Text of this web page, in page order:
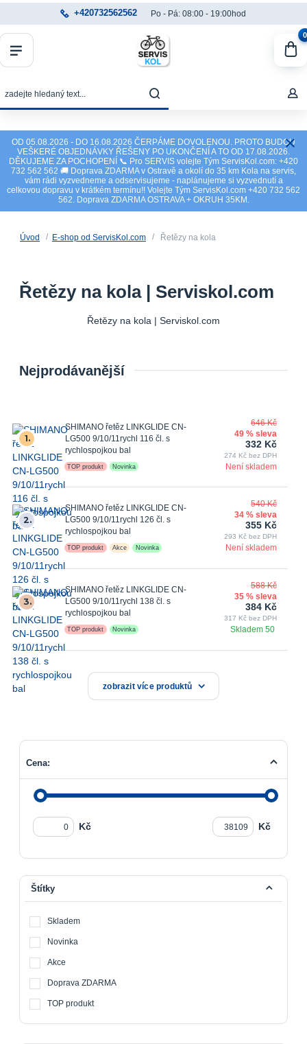
OD 05.08.2026 - DO 16.08.2026 ČERPÁME DOVOLENOU. PROTO BUDOU
VEŠKERÉ OBJEDNÁVKY ŘEŠENY PO UKONČENÍ A TO OD 17.08.2026.
DĚKUJEME ZA POCHOPENÍ 📞 Pro SERVIS volejte Tým ServisKol.com: +420
732 562 562 🚚 Doprava ZDARMA v Ostravě a okolí do 35 km Kola na servis,
vám rádi vyzvedneme a odservisujeme - naplánujeme si vyzvednutí a
celkovou dopravu v krátkém termínu!! Volejte Tým ServisKol.com +420 732 562
562. Doprava ZDARMA OSTRAVA + OKRUH 35KM.
+420732562562 Po - Pá: 08:00 - 19:00hod
0
Úvod E-shop od ServisKol.com Řetězy na kola
Řetězy na kola | Serviskol.com
Řetězy na kola | Serviskol.com
Nejprodávanější
1.
SHIMANO řetěz LINKGLIDE CN-
LG500 9/10/11rychl 116 čl. s
rychlospojkou bal
Není skladem
TOP produkt Novinka
646 Kč
49 % sleva
332 Kč
274 Kč bez DPH
2.
SHIMANO řetěz LINKGLIDE CN-
LG500 9/10/11rychl 126 čl. s
rychlospojkou bal
Není skladem
TOP produkt Akce Novinka
540 Kč
34 % sleva
355 Kč
293 Kč bez DPH
3.
SHIMANO řetěz LINKGLIDE CN-
LG500 9/10/11rychl 138 čl. s
rychlospojkou bal
Skladem 50
TOP produkt Novinka
588 Kč
35 % sleva
384 Kč
317 Kč bez DPH
zobrazit více produktů
Cena:
Kč Kč
Štítky
Skladem
Novinka
Akce
Doprava ZDARMA
TOP produkt